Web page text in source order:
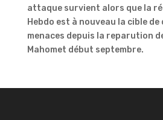
attaque survient alors que la
Hebdo est à nouveau la cible
menaces depuis la reparution
Mahomet début septembre.